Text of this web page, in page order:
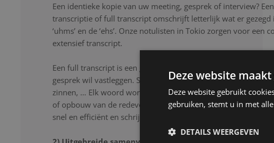
Een identieke kopie van uw meeting, gesprek of interview?
transcriptie of full transcript omschrijft letterlijk wat er gezegd
‘uhms’ en de ‘ehs’. Onze notulisten in Tokio zorgen voor een
extensief transcript.
Een full transcript is een goede oplossing als u letterlijk elk
gesprek wil vastleggen. Stopwoorden, herhalingen, spreektaal
zinnen, … Elk woord wordt nauwkeurig genoteerd, ongeacht
of opbouw van de redevoering. Onze notulisten luisteren
snel en efficiënt en schrijven uw gesprek letter voor letter uit.
Deze website
Deze website gebruikt
gebruiken, stemt u in met
DETAILS WEERGEVEN